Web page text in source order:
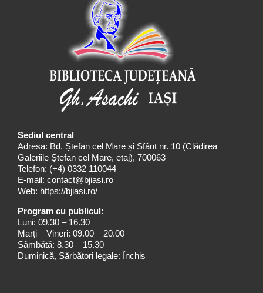
Sediul central
Adresa: Bd. Ștefan cel Mare și Sfânt nr. 10 (Clădirea
Galeriile Ștefan cel Mare, etaj), 700063
Telefon: (+4) 0332 110044
E-mail: contact@bjiasi.ro
Web: https://bjiasi.ro/
Program cu publicul:
Luni: 09.30 – 16.30
Marți – Vineri: 09.00 – 20.00
Sâmbătă: 8.30 – 15.30
Duminică, Sărbători legale: Închis